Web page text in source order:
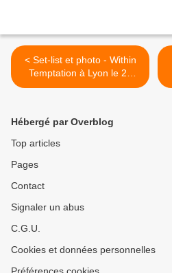
< Set-list et photo - Within
Temptation à Lyon le 24
avril 2014
Hébergé par Overblog
Top articles
Pages
Contact
Signaler un abus
C.G.U.
Cookies et données personnelles